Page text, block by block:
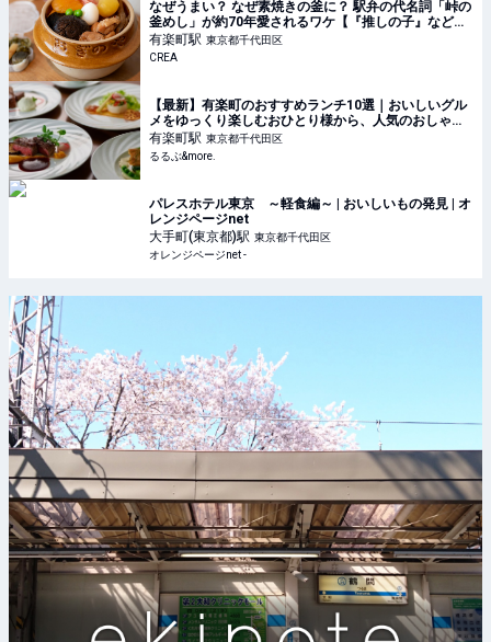
なぜうまい？ なぜ素焼きの釜に？ 駅弁の代名詞「峠の
釜めし」が約70年愛されるワケ【『推しの子』などア
ニメコラボも！】
有楽町駅 東京都千代田区
CREA
【最新】有楽町のおすすめランチ10選｜おいしいグル
メをゆっくり楽しむおひとり様から、人気のおしゃれ
デートまで！｜るるぶ&more.
有楽町駅 東京都千代田区
るるぶ&more.
パレスホテル東京 ～軽食編～ | おいしいもの発見 | オ
レンジページnet
大手町(東京都)駅 東京都千代田区
オレンジページnet -